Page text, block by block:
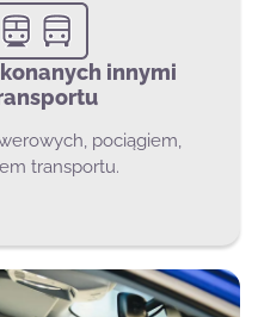
innymi
pociągiem,
transportu.